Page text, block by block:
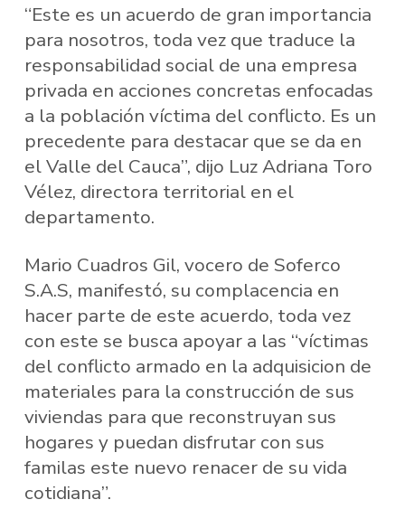
“Este es un acuerdo de gran importancia
para nosotros, toda vez que traduce la
responsabilidad social de una empresa
privada en acciones concretas enfocadas
a la población víctima del conflicto. Es un
precedente para destacar que se da en
el Valle del Cauca”, dijo Luz Adriana Toro
Vélez, directora territorial en el
departamento.
Mario Cuadros Gil, vocero de Soferco
S.A.S, manifestó, su complacencia en
hacer parte de este acuerdo, toda vez
con este se busca apoyar a las “víctimas
del conflicto armado en la adquisicion de
materiales para la construcción de sus
viviendas para que reconstruyan sus
hogares y puedan disfrutar con sus
familas este nuevo renacer de su vida
cotidiana”.